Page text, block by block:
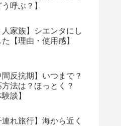
う呼ぶ？】
人家族】シエンタにし
た【理由・使用感】
間反抗期】いつまで？
方法は？ほっとく？
験談】
連れ旅行】海から近く